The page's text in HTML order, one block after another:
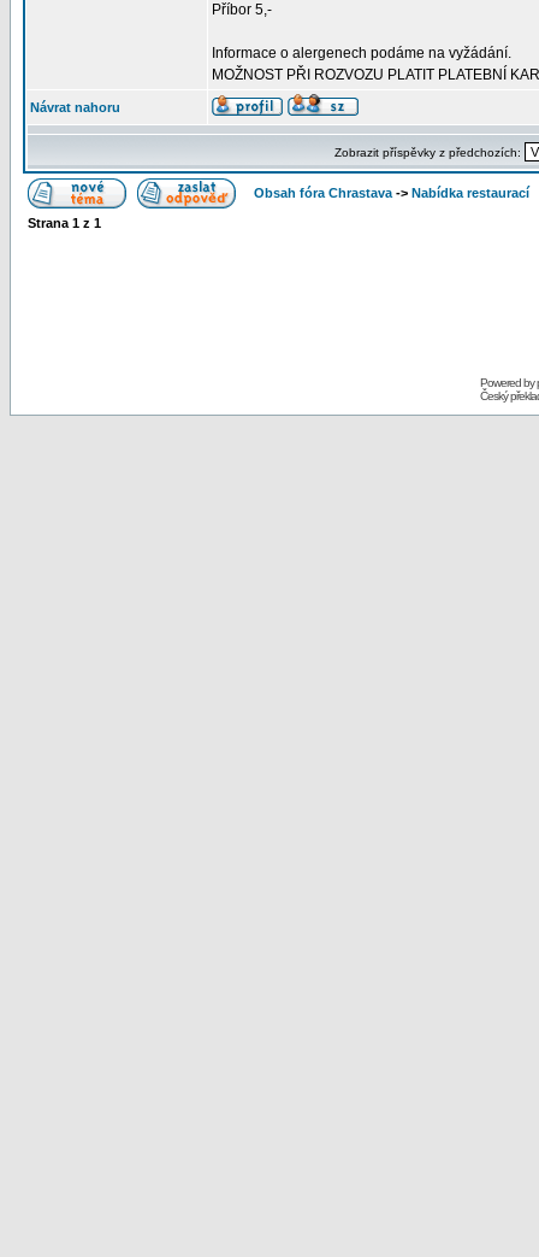
Příbor 5,-
Informace o alergenech podáme na vyžádání.
MOŽNOST PŘI ROZVOZU PLATIT PLATEBNÍ
Návrat nahoru
Zobrazit příspěvky z předchozích:
Obsah fóra Chrastava -> Nabídka restaurací
Strana 1 z 1
Powered by
Český